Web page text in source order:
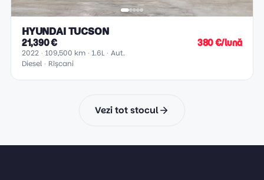
HYUNDAI TUCSON
21,390 € 380 €/lună
2022 109,500 km 1.6L
Aut.
Diesel
Rîșcani
Vezi tot stocul